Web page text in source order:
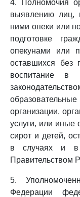
4. Полномочия
выявлению лиц,
ними опеки или
подготовке
опекунами или
оставшихся без
воспитание в
организации,
услуги, или иные
сирот и детей,
в случаях и в
Правительством
5.
Федерации